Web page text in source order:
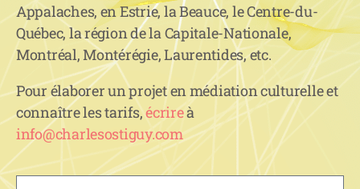
Appalaches, en Estrie, la Beauce, le Centre-du-
Québec, la région de la Capitale-Nationale,
Montréal, Montérégie, Laurentides, etc.
Pour élaborer un projet en médiation culturelle et
connaître les tarifs,écrireà
info@charlesostiguy.com